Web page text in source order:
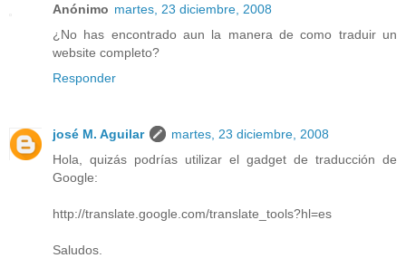
Anónimo martes, 23 diciembre, 2008
¿No has encontrado aun la manera de como traduir un
website completo?
Responder
josé M. Aguilar
martes, 23 diciembre, 2008
Hola, quizás podrías utilizar el gadget de traducción de
Google:
http://translate.google.com/translate_tools?hl=es
Saludos.